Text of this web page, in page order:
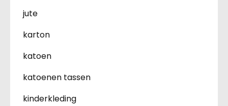
jute
karton
katoen
katoenen tassen
kinderkleding